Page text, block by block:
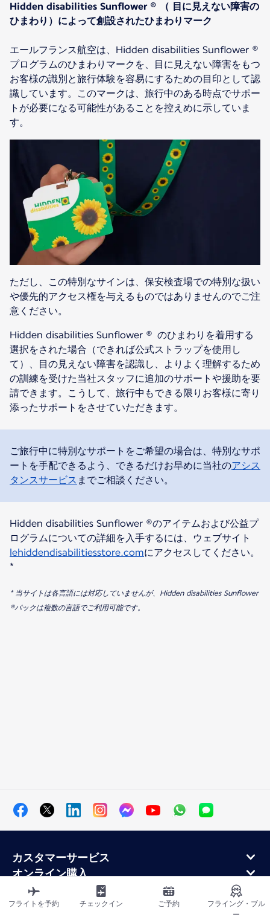
Hidden disabilities Sunflower ® （ 目に見えない障害の
ひまわり）によって創設されたひまわりマーク
エールフランス航空は、Hidden disabilities Sunflower ®
プログラムのひまわりマークを、目に見えない障害をもつ
お客様の識別と旅行体験を容易にするための目印として認
識しています。このマークは、旅行中のある時点でサポー
トが必要になる可能性があることを控えめに示していま
す。
ただし、この特別なサインは、保安検査場での特別な扱い
や優先的アクセス権を与えるものではありませんのでご注
意ください。
Hidden disabilities Sunflower ® のひまわりを着用する
選択をされた場合（できれば公式ストラップを使用し
て）、目の見えない障害を認識し、よりよく理解するため
の訓練を受けた当社スタッフに追加のサポートや援助を要
請できます。こうして、旅行中もできる限りお客様に寄り
添ったサポートをさせていただきます。
ご旅行中に特別なサポートをご希望の場合は、特別なサポ
ートを手配できるよう、できるだけお早めに当社のアシス
タンスサービス までご相談ください。
Hidden disabilities Sunflower ®のアイテムおよび公益プ
ログラムについての詳細を入手するには、ウェブサイト
lehiddendisabilitiesstore.comにアクセスしてください。
*
* 当サイトは各言語には対応していませんが、Hidden disabilities Sunflower
®パックは複数の言語でご利用可能です。
カスタマーサービス
オンライン購入
ロイヤルティプログラムと提携パートナー
エールフランス航空について
フライトを予約 チェックイン ご予約
フライング・ブル
ー